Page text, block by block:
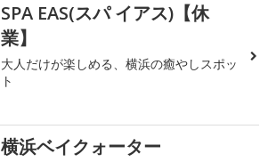
SPA EAS(スパ イアス)【休
業】
大人だけが楽しめる、横浜の癒やしスポッ
ト
横浜ベイクォーター